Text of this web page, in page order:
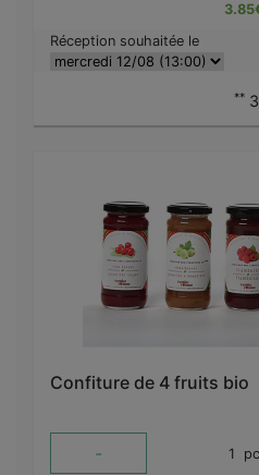
3.85
Réception souhaitée le
**
Confiture de 4 fruits bio
- 1 pc